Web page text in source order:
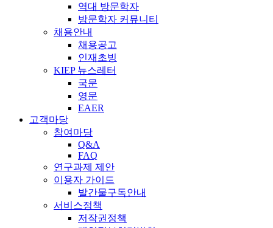
역대 방문학자
방문학자 커뮤니티
채용안내
채용공고
인재초빙
KIEP 뉴스레터
국문
영문
EAER
고객마당
참여마당
Q&A
FAQ
연구과제 제안
이용자 가이드
발간물구독안내
서비스정책
저작권정책